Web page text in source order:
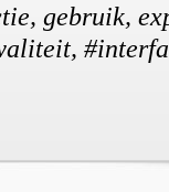
gebruik,